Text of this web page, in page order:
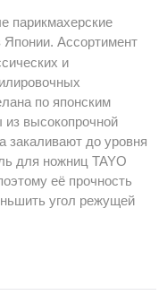
парикмахерские
Ассортимент
и
по японским
высокопрочной
закаливают до уровня
для ножниц TAYO
её прочность
угол режущей